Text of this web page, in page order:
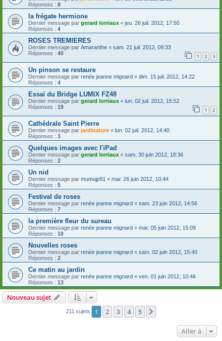
Réponses : 8
la frégate hermione
Dernier message par gerard lorriaux « jeu. 26 juil. 2012, 17:50
Réponses : 4
ROSES TREMIERES
Dernier message par Amaranthe « sam. 21 juil. 2012, 09:33
Réponses : 40 1 2 3
Un pinson se restaure
Dernier message par renée jeanne mignard « dim. 15 juil. 2012, 14:22
Réponses : 4
Essai du Bridge LUMIX FZ48
Dernier message par gerard lorriaux « lun. 02 juil. 2012, 15:52
Réponses : 19 1 2
Cathédrale Saint Pierre
Dernier message par jardinature « lun. 02 juil. 2012, 14:40
Réponses : 3
Quelques images avec l'iPad
Dernier message par gerard lorriaux « sam. 30 juin 2012, 18:36
Réponses : 2
Un nid
Dernier message par mumujp91 « mar. 26 juin 2012, 10:44
Réponses : 5
Festival de roses
Dernier message par renée jeanne mignard « sam. 23 juin 2012, 14:56
Réponses : 7
la première fleur du sureau
Dernier message par renée jeanne mignard « mar. 05 juin 2012, 15:09
Réponses : 10
Nouvelles roses
Dernier message par renée jeanne mignard « sam. 02 juin 2012, 15:40
Réponses : 2
Ce matin au jardin
Dernier message par renée jeanne mignard « ven. 01 juin 2012, 10:46
Réponses : 13
Nouveau sujet
211 sujets 1 2 3 4 5
Aller à